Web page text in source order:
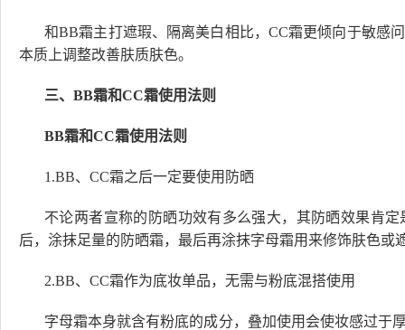
和BB霜主打遮瑕、隔离美白相比，CC霜更倾向于敏感
本质上调整改善肤质肤色。
三、BB霜和CC霜使用法则
BB霜和CC霜使用法则
1.BB、CC霜之后一定要使用防晒
不论两者宣称的防晒功效有多么强大，其防晒效果肯
后，涂抹足量的防晒霜，最后再涂抹字母霜用来修饰肤色或
2.BB、CC霜作为底妆单品，无需与粉底混搭使用
字母霜本身就含有粉底的成分，叠加使用会使妆感过于